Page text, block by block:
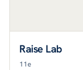
Raise Lab
11e